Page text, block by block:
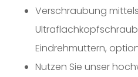
Verschraubung mittels
Eindrehmuttern,
Nutzen Sie unser